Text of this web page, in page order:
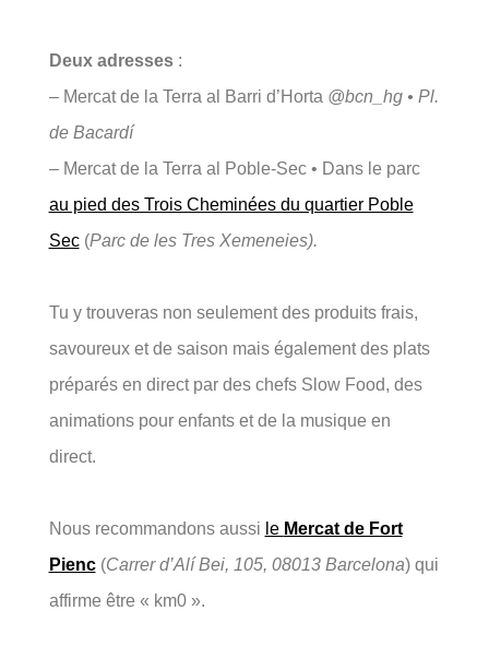
Deux adresses:
– Mercat de la Terra al Barri d’Horta@bcn_hg • Pl.
de Bacardí
– Mercat de la Terra al Poble-Sec • Dans le parc
au pied des Trois Cheminées du quartier Poble
Sec(Parc de les Tres Xemeneies).
Tu y trouveras non seulement des produits frais,
savoureux et de saison mais également des plats
préparés en direct par des chefs Slow Food, des
animations pour enfants et de la musique en
direct.
Nous recommandons aussi le Mercat de Fort
Pienc(Carrer d’Alí Bei, 105, 08013 Barcelona) qui
affirme être « km0 ».